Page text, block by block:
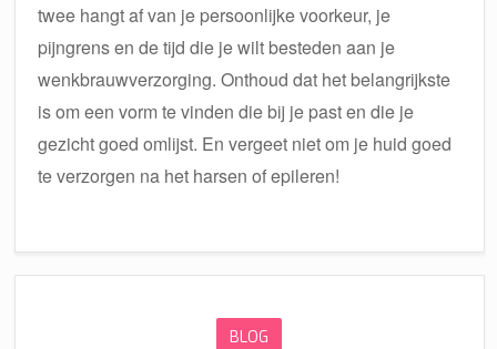
twee hangt af van je persoonlijke voorkeur, je
pijngrens en de tijd die je wilt besteden aan je
wenkbrauwverzorging. Onthoud dat het belangrijkste
is om een vorm te vinden die bij je past en die je
gezicht goed omlijst. En vergeet niet om je huid goed
te verzorgen na het harsen of epileren!
BLOG